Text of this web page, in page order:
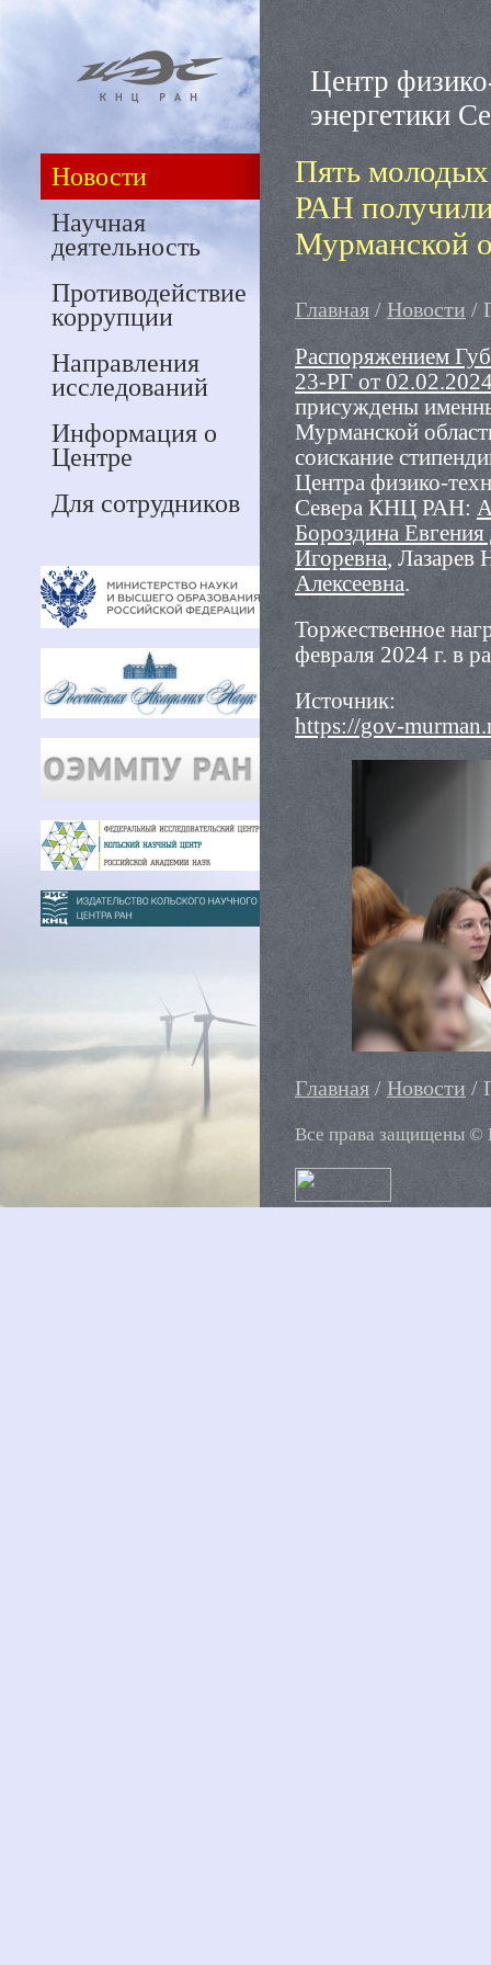
Центр
энергетики
Новости
Научная
деятельность
Противодействие
коррупции
Направления
исследований
Информация о
Центре
Для сотрудников
Пять
РАН
Мурманской
Главная / Новости /
Распоряжением
23-РГ от
присуждены
Мурманской
соискание
Центра физико-
Севера КНЦ РАН:
Бороздина
Игоревна, Лазарев
Алексеевна.
Торжественное
февраля 2024 г. в
Источник:
https://gov-
Главная / Новости /
Все права защищены ©